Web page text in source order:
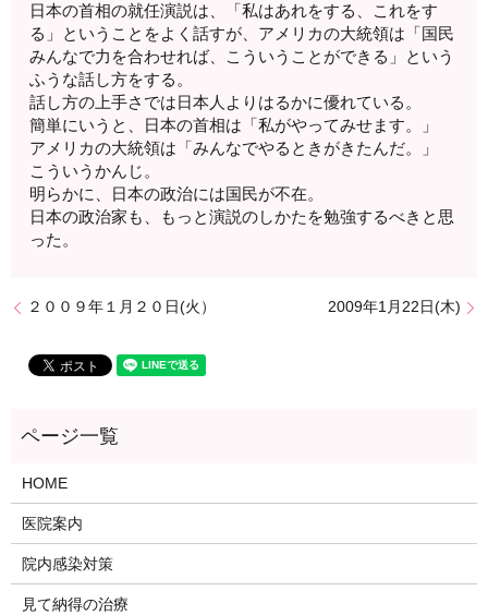
日本の首相の就任演説は、「私はあれをする、これをす
る」ということをよく話すが、アメリカの大統領は「国民
みんなで力を合わせれば、こういうことができる」という
ふうな話し方をする。
話し方の上手さでは日本人よりはるかに優れている。
簡単にいうと、日本の首相は「私がやってみせます。」
アメリカの大統領は「みんなでやるときがきたんだ。」
こういうかんじ。
明らかに、日本の政治には国民が不在。
日本の政治家も、もっと演説のしかたを勉強するべきと思
った。
２００９年１月２０日(火） 2009年1月22日(木)
HOME
医院案内
院内感染対策
見て納得の治療